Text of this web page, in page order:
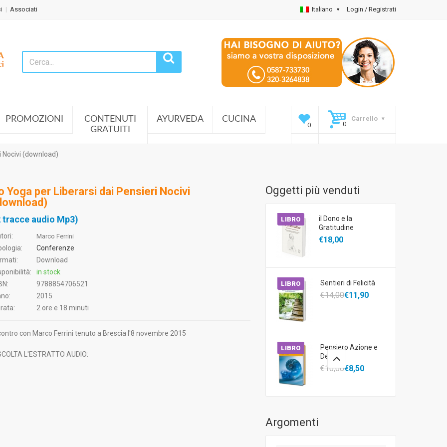
Associati Login / Registrati
Italiano
PROMOZIONI
CONTENUTI
GRATUITI
AYURVEDA CUCINA Carrello
Nocivi (download)
Yoga per Liberarsi dai Pensieri Nocivi
tracce audio Mp3)
Marco Ferrini
Conferenze
Download
in stock
9788854706521
2015
2 ore e 18 minuti
con Marco Ferrini tenuto a Brescia l'8 novembre 2015
L'ESTRATTO AUDIO:
Oggetti più venduti
LIBRO
il Dono e la
Gratitudine
€18,00
LIBRO Sentieri di Felicità
€14,00€11,90
LIBRO
Pensiero Azione e
Destino
€10,00€8,50
Argomenti